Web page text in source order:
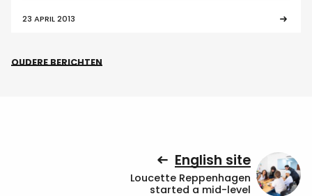
23 APRIL 2013
OUDERE BERICHTEN
English site
Loucette Reppenhagen
started a mid-level